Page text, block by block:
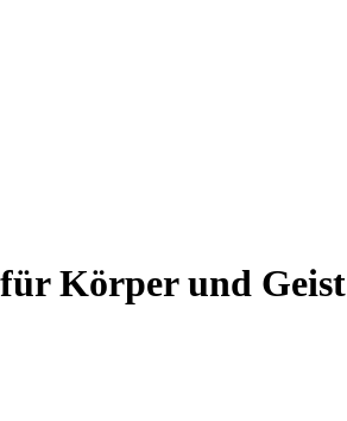
Körper und Geist